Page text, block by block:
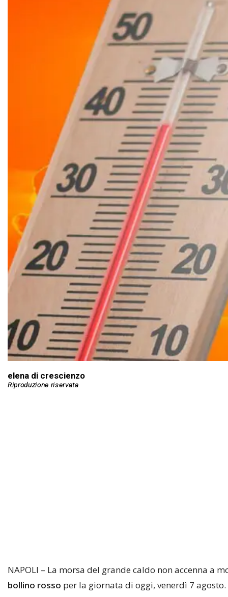
elena di crescienzo
NAPOLI – La morsa del grande caldo non accenna a
bollino rosso per la giornata di oggi, venerdì 7